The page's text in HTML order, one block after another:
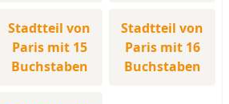
Stadtteil von
Paris mit 15
Buchstaben
Stadtteil von
Paris mit 16
Buchstaben